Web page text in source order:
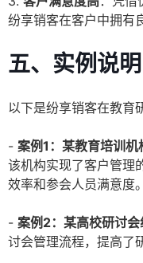
纷享销客在客户中拥有
五、实例说明
以下是纷享销客在教育
- 案例1：某教育培训机
该机构实现了客户管理
效率和参会人员满意度。
- 案例2：某高校研讨会
讨会管理流程，提高了